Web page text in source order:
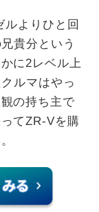
ルよりひと回
貴分という
に2レベル上
ルマはやっ
の持ち主で
てZR-Vを購